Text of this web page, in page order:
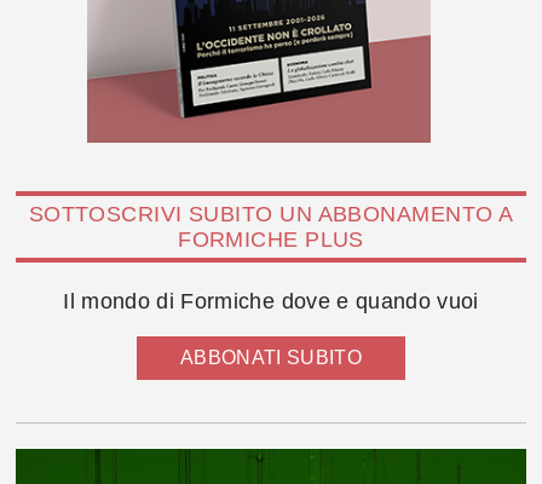
SOTTOSCRIVI SUBITO UN ABBONAMENTO A
FORMICHE PLUS
Il mondo di Formiche dove e quando vuoi
ABBONATI SUBITO